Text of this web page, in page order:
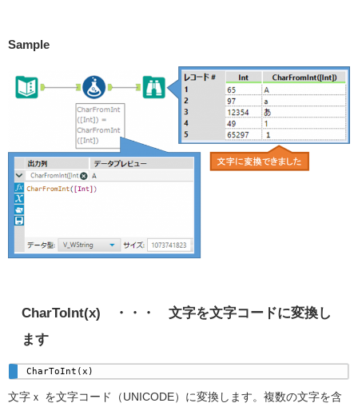
Sample
CharToInt(x) ・・・ 文字を文字コードに変換し
ます
CharToInt(x)
文字ｘ を文字コード（UNICODE）に変換します。複数の文字を含